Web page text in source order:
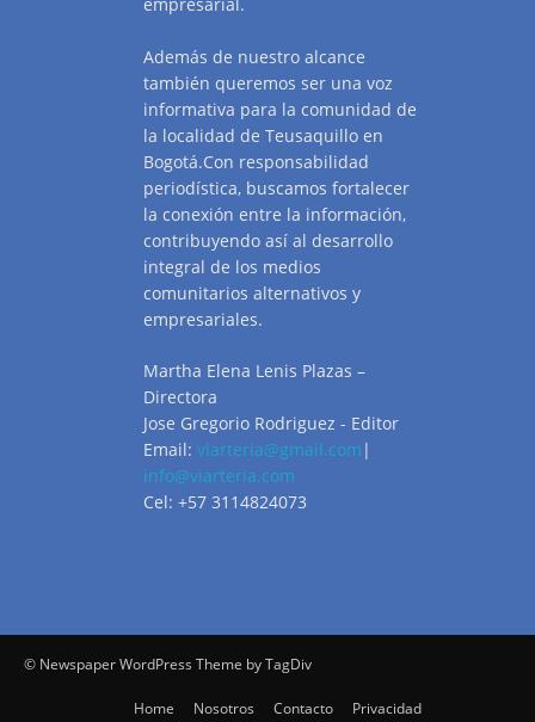
empresarial.
Además de nuestro alcance
también queremos ser una voz
informativa para la comunidad de
la localidad de Teusaquillo en
Bogotá.Con responsabilidad
periodística, buscamos fortalecer
la conexión entre la información,
contribuyendo así al desarrollo
integral de los medios
comunitarios alternativos y
empresariales.
Martha Elena Lenis Plazas –
Directora
Jose Gregorio Rodriguez - Editor
Email: viarteria@gmail.com |
info@viarteria.com
Cel: +57 3114824073
© Newspaper WordPress Theme by TagDiv
Home Nosotros Contacto Privacidad